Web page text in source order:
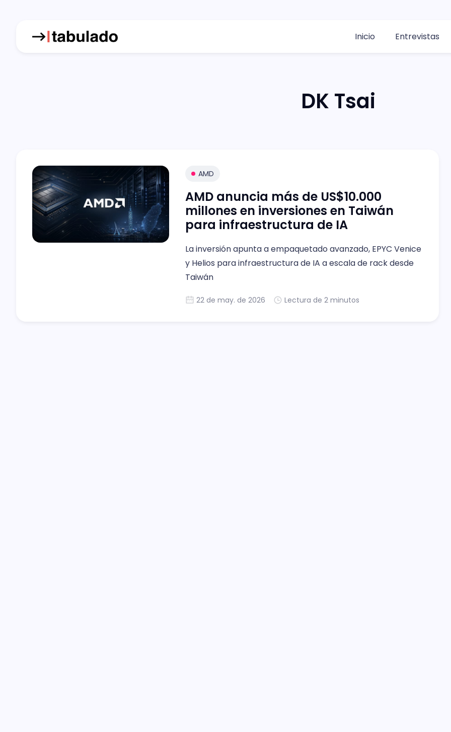
Inicio Entrevistas
DK Tsai
AMD
AMD anuncia más de US$10.000
millones en inversiones en Taiwán
para infraestructura de IA
La inversión apunta a empaquetado avanzado, EPYC Venice
y Helios para infraestructura de IA a escala de rack desde
Taiwán
22 de may. de 2026 Lectura de 2 minutos